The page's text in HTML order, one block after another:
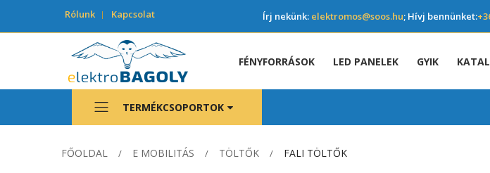
Rólunk Kapcsolat Írj nekünk: elektromos@soos.hu; Hívj bennünket:
FÉNYFORRÁSOK LED PANELEK GYIK
TERMÉKCSOPORTOK
FŐOLDAL E MOBILITÁS TÖLTŐK FALI TÖLTŐK